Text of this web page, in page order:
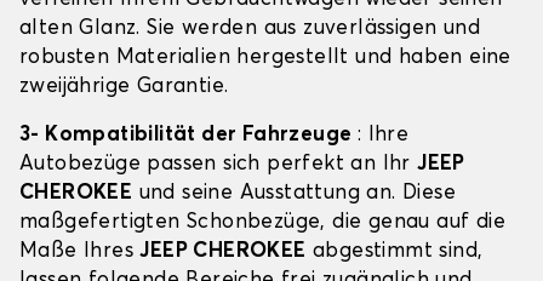
alten Glanz. Sie werden aus zuverlässigen und
robusten Materialien hergestellt und haben eine
zweijährige Garantie.
3- Kompatibilität der Fahrzeuge : Ihre
Autobezüge passen sich perfekt an IhrJEEP
CHEROKEE und seine Ausstattung an. Diese
maßgefertigten Schonbezüge, die genau auf die
Maße IhresJEEP CHEROKEE abgestimmt sind,